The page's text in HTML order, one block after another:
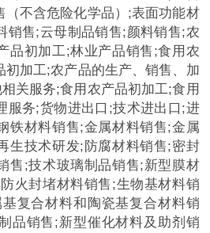
（不含危险化学品）;表面功能材
销售;云母制品销售;颜料销售;农
品初加工;林业产品销售;食用农
初加工;农产品的生产、销售、加
关服务;食用农产品初加工;食用
服务;货物进出口;技术进出口;进
铁材料销售;金属材料销售;金属
生技术研发;防腐材料销售;密封
售;技术玻璃制品销售;新型膜材
火封堵材料销售;生物基材料销
复合材料和陶瓷基复合材料销
品销售;新型催化材料及助剂销